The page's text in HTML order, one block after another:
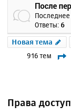
После
Ответы: 6
Новая тема
916 тем
Права